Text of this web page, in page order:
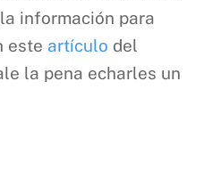
información para
este artículo del
la pena echarles un